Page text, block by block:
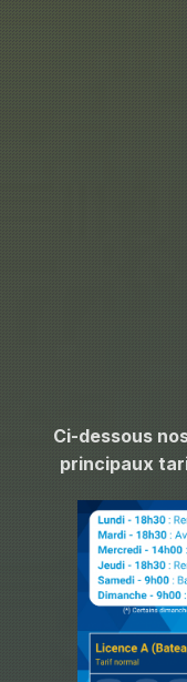
Ci-dessous
principaux